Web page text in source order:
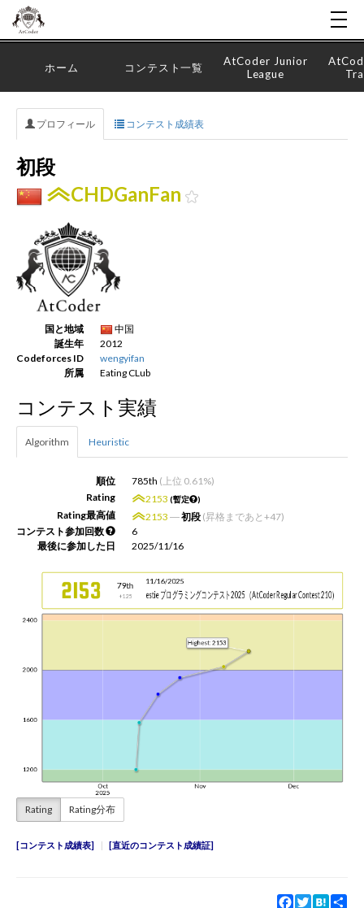
新規登録
ホーム コンテスト一覧
AtCoder Junior
League
プロフィール コンテスト成績表
初段
CHDGanFan
国と地域
中国
誕生年
2012
Codeforces ID
wengyifan
所属
Eating CLub
コンテスト実績
Algorithm Heuristic
順位 785th (上位 0.61%)
Rating
2153 (暫定 )
Rating最高値 2153 ―初段 (昇格まであと+47)
コンテスト参加回数
6
最後に参加した日
2025/11/16
Rating Rating分布
コンテスト成績表 直近のコンテスト成績証
Facebook
TwitterHatena